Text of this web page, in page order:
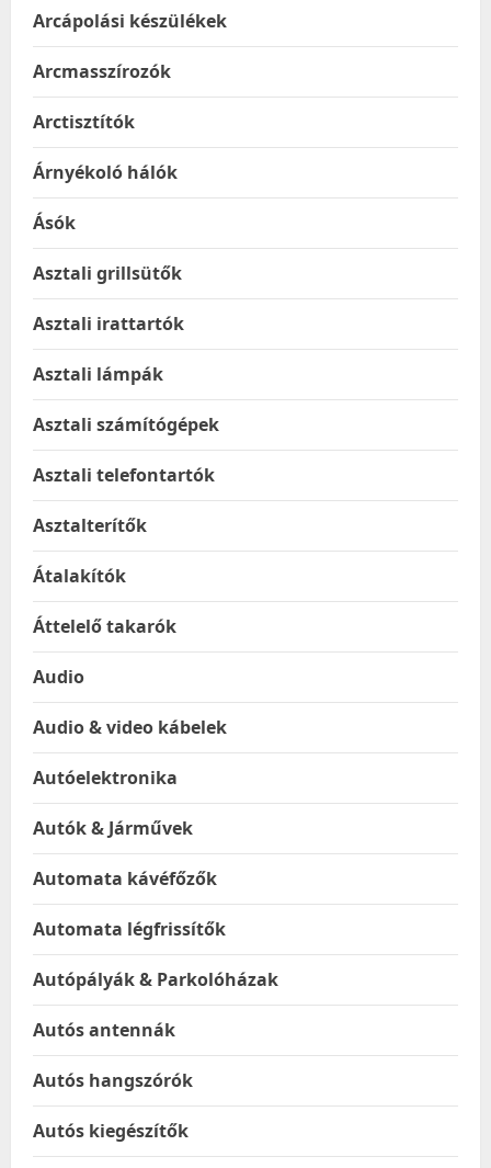
Arcápolási készülékek
Arcmasszírozók
Arctisztítók
Árnyékoló hálók
Ásók
Asztali grillsütők
Asztali irattartók
Asztali lámpák
Asztali számítógépek
Asztali telefontartók
Asztalterítők
Átalakítók
Áttelelő takarók
Audio
Audio & video kábelek
Autóelektronika
Autók & Járművek
Automata kávéfőzők
Automata légfrissítők
Autópályák & Parkolóházak
Autós antennák
Autós hangszórók
Autós kiegészítők